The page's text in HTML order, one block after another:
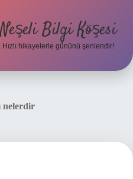
Neşeli Bilgi Köşesi
Hızlı hikayelerle gününü şenlendir!
nelerdir